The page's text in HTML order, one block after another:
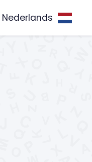
Nederlands
op ...XYZ